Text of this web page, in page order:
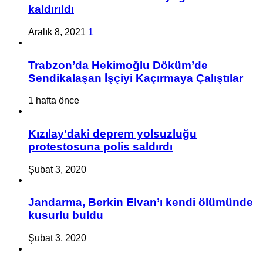
kaldırıldı
Aralık 8, 2021 1
Trabzon’da Hekimoğlu Döküm’de
Sendikalaşan İşçiyi Kaçırmaya Çalıştılar
1 hafta önce
Kızılay’daki deprem yolsuzluğu
protestosuna polis saldırdı
Şubat 3, 2020
Jandarma, Berkin Elvan’ı kendi ölümünde
kusurlu buldu
Şubat 3, 2020